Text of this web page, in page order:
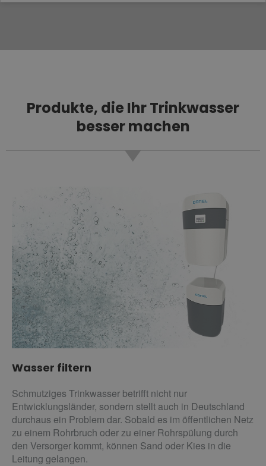
Produkte, die Ihr Trinkwasser
besser machen
Wasser filtern
Schmutziges Trinkwasser betrifft nicht nur
Entwicklungsländer, sondern stellt auch in Deutschland
durchaus ein Problem dar. Sobald es im öffentlichen Netz
zu einem Rohrbruch oder zu einer Rohrspülung durch
den Versorger kommt, können Sand oder Kies in die
Leitung gelangen.